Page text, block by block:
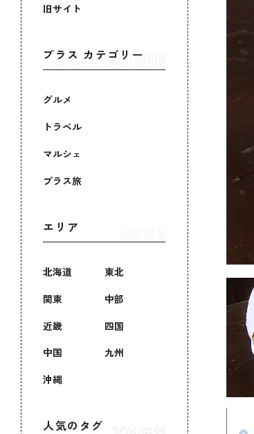
旧サイト
プラス カテゴリー
グルメ
トラベル
マルシェ
プラス旅
エリア
北海道
東北
関東
中部
近畿
四国
中国
九州
沖縄
人気のタグ